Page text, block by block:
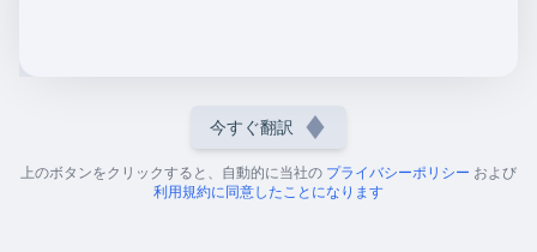
今すぐ翻訳
上のボタンをクリックすると、自動的に当社の プライバシーポリシー および
利用規約に同意したことになります